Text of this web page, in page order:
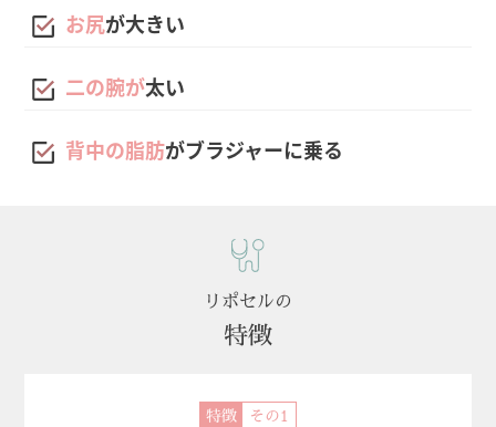
お尻が大きい
二の腕が太い
背中の脂肪がブラジャーに乗る
リポセルの
特徴
特徴